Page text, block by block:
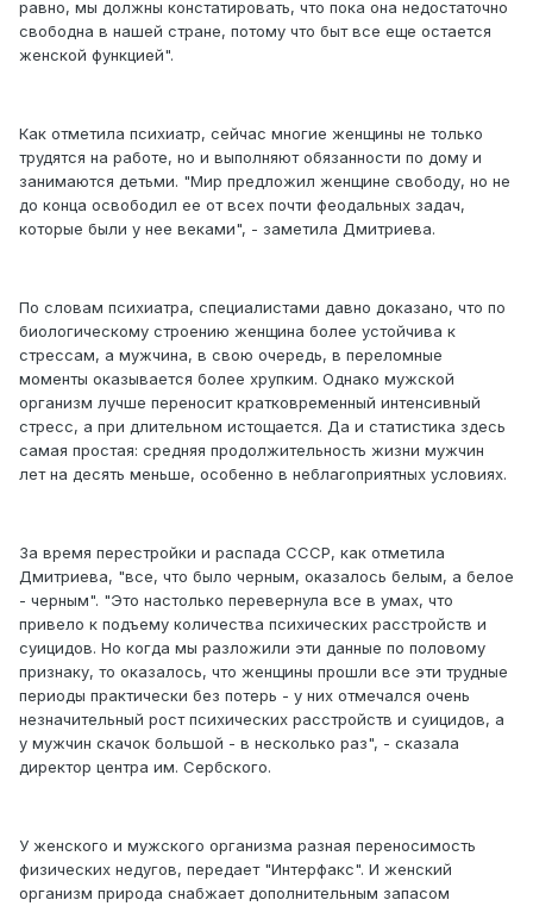
равно, мы должны констатировать, что пока она недостаточно
свободна в нашей стране, потому что быт все еще остается
женской функцией".
Как отметила психиатр, сейчас многие женщины не только
трудятся на работе, но и выполняют обязанности по дому и
занимаются детьми. "Мир предложил женщине свободу, но не
до конца освободил ее от всех почти феодальных задач,
которые были у нее веками", - заметила Дмитриева.
По словам психиатра, специалистами давно доказано, что по
биологическому строению женщина более устойчива к
стрессам, а мужчина, в свою очередь, в переломные
моменты оказывается более хрупким. Однако мужской
организм лучше переносит кратковременный интенсивный
стресс, а при длительном истощается. Да и статистика здесь
самая простая: средняя продолжительность жизни мужчин
лет на десять меньше, особенно в неблагоприятных условиях.
За время перестройки и распада СССР, как отметила
Дмитриева, "все, что было черным, оказалось белым, а белое
- черным". "Это настолько перевернула все в умах, что
привело к подъему количества психических расстройств и
суицидов. Но когда мы разложили эти данные по половому
признаку, то оказалось, что женщины прошли все эти трудные
периоды практически без потерь - у них отмечался очень
незначительный рост психических расстройств и суицидов, а
у мужчин скачок большой - в несколько раз", - сказала
директор центра им. Сербского.
У женского и мужского организма разная переносимость
физических недугов, передает "Интерфакс". И женский
организм природа снабжает дополнительным запасом